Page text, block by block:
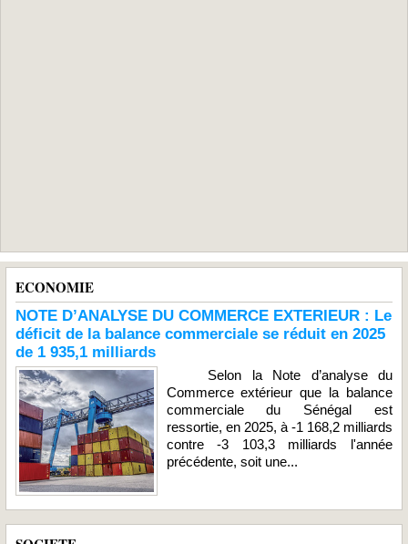
ECONOMIE
NOTE D’ANALYSE DU COMMERCE EXTERIEUR : Le
déficit de la balance commerciale se réduit en 2025
de 1 935,1 milliards
Selon la Note d’analyse du
Commerce extérieur que la balance
commerciale du Sénégal est
ressortie, en 2025, à -1 168,2 milliards
contre -3 103,3 milliards l'année
précédente, soit une...